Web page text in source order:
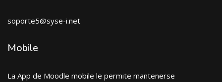
soporte5@syse-i.net
Mobile
La App de Moodle mobile le permite mantenerse